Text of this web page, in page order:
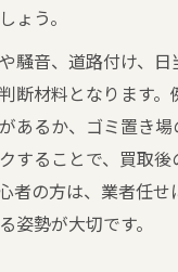
ょう。
騒音、道路付け、
断材料となります。
あるか、ゴミ置き
することで、買取後
者の方は、業者任
姿勢が大切です。